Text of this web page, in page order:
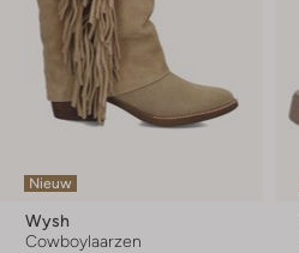
Nieuw
Wysh
Cowboylaarzen